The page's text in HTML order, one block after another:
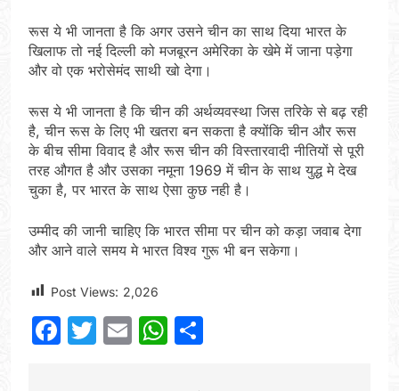
रूस ये भी जानता है कि अगर उसने चीन का साथ दिया भारत के
खिलाफ तो नई दिल्ली को मजबूरन अमेरिका के खेमे में जाना पड़ेगा
और वो एक भरोसेमंद साथी खो देगा।
रूस ये भी जानता है कि चीन की अर्थव्यवस्था जिस तरिके से बढ़ रही
है, चीन रूस के लिए भी खतरा बन सकता है क्योंकि चीन और रूस
के बीच सीमा विवाद है और रूस चीन की विस्तारवादी नीतियों से पूरी
तरह औगत है और उसका नमूना 1969 में चीन के साथ युद्ध मे देख
चुका है, पर भारत के साथ ऐसा कुछ नही है।
उम्मीद की जानी चाहिए कि भारत सीमा पर चीन को कड़ा जवाब देगा
और आने वाले समय मे भारत विश्व गुरू भी बन सकेगा।
Post Views: 2,026
Facebook
Twitter
EmailWhatsApp